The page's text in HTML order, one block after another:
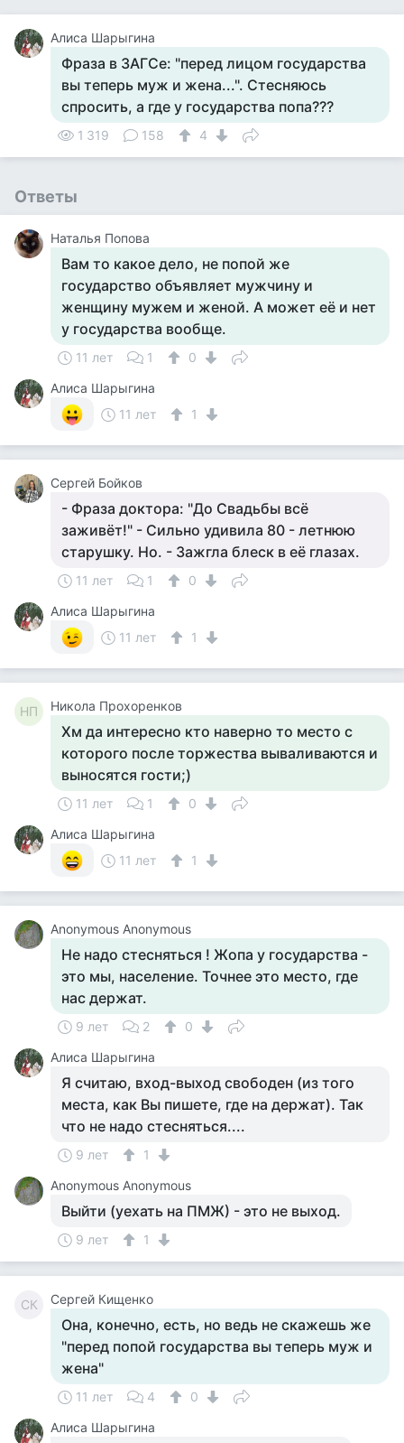
Алиса Шарыгина
Фраза в ЗАГСе: "перед лицом государства
вы теперь муж и жена...". Стесняюсь
спросить, а где у государства попа???
1 319 158 4
Ответы
Наталья Попова
Вам то какое дело, не попой же
государство объявляет мужчину и
женщину мужем и женой. А может её и нет
у государства вообще.
11 лет 1
0
Алиса Шарыгина
11 лет
1
Сергей Бойков
- Фраза доктора: "До Свадьбы всё
заживёт!" - Сильно удивила 80 - летнюю
старушку. Но. - Зажгла блеск в её глазах.
11 лет 1
0
Алиса Шарыгина
11 лет
1
НП Никола Прохоренков
Хм да интересно кто наверно то место с
которого после торжества вываливаются и
выносятся гости;)
11 лет 1
0
Алиса Шарыгина
11 лет
1
Anonymous Anonymous
Не надо стесняться ! Жопа у государства -
это мы, население. Точнее это место, где
нас держат.
9 лет 2
0
Алиса Шарыгина
Я считаю, вход-выход свободен (из того
места, как Вы пишете, где на держат). Так
что не надо стесняться....
9 лет
1
Anonymous Anonymous
Выйти (уехать на ПМЖ) - это не выход.
9 лет 1
СК Сергей Кищенко
Она, конечно, есть, но ведь не скажешь же
"перед попой государства вы теперь муж и
жена"
11 лет 4
0
Алиса Шарыгина